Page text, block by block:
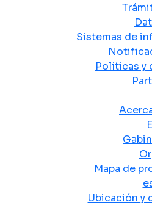
Sistemas de
Políticas y
Mapa de
Ubicación y